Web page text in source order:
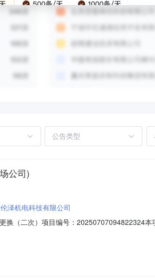
公司)
泽机电科技有限公司
换（二次）项目编号：20250707094822324